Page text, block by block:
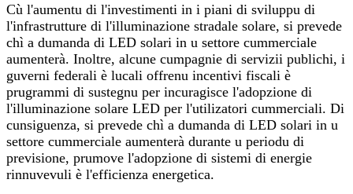
Cù l'aumentu di l'investimenti in i piani di sviluppu di
l'infrastrutture di l'illuminazione stradale solare, si prevede
chì a dumanda di LED solari in u settore cummerciale
aumenterà. Inoltre, alcune cumpagnie di servizii publichi, i
guverni federali è lucali offrenu incentivi fiscali è
prugrammi di sustegnu per incuragisce l'adopzione di
l'illuminazione solare LED per l'utilizatori cummerciali. Di
cunsiguenza, si prevede chì a dumanda di LED solari in u
settore cummerciale aumenterà durante u periodu di
previsione, prumove l'adopzione di sistemi di energie
rinnuvevuli è l'efficienza energetica.